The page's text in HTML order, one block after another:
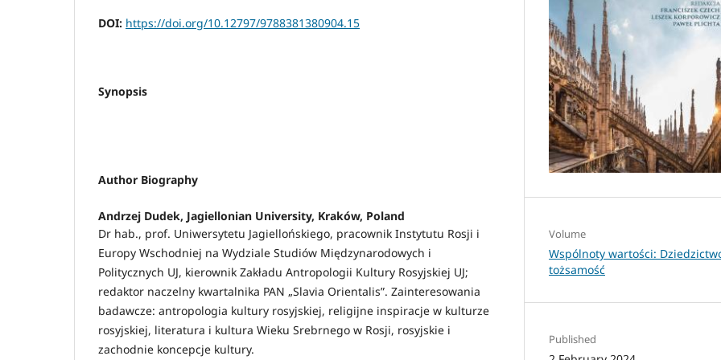
DOI: https://doi.org/10.12797/9788381380904.15
Synopsis
Author Biography
Andrzej Dudek, Jagiellonian University, Kraków, Poland
Dr hab., prof. Uniwersytetu Jagiellońskiego, pracownik Instytutu Rosji i
Europy Wschodniej na Wydziale Studiów Międzynarodowych i
Politycznych UJ, kierownik Zakładu Antropologii Kultury Rosyjskiej UJ;
redaktor naczelny kwartalnika PAN „Slavia Orientalis”. Zainteresowania
badawcze: antropologia kultury rosyjskiej, religijne inspiracje w kulturze
rosyjskiej, literatura i kultura Wieku Srebrnego w Rosji, rosyjskie i
zachodnie koncepcje kultury.
Volume
Wspólnoty wartości:
tożsamość
Published